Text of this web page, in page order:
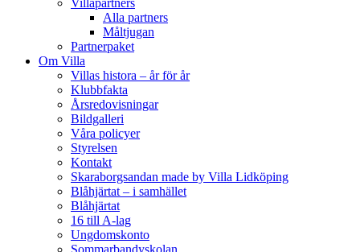
Villapartners
Alla partners
Måltjugan
Partnerpaket
Om Villa
Villas histora – år för år
Klubbfakta
Årsredovisningar
Bildgalleri
Våra policyer
Styrelsen
Kontakt
Skaraborgsandan made by Villa Lidköping
Blåhjärtat – i samhället
Blåhjärtat
16 till A-lag
Ungdomskonto
Sommarbandyskolan